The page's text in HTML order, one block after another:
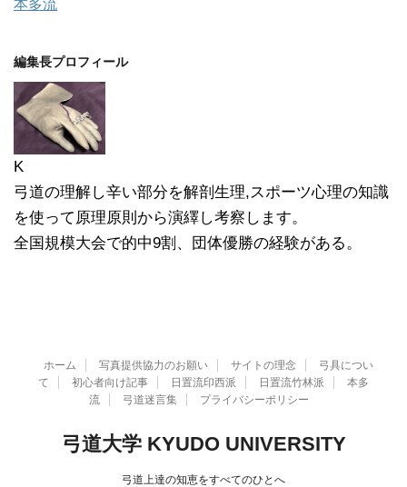
本多流
編集長プロフィール
K
弓道の理解し辛い部分を解剖生理,スポーツ心理の知識
を使って原理原則から演繹し考察します。
全国規模大会で的中9割、団体優勝の経験がある。
ホーム 写真提供協力のお願い サイトの理念
弓具につい
て
初心者向け記事 日置流印西派 日置流竹林派
本多
流
弓道迷言集 プライバシーポリシー
弓道大学 KYUDO UNIVERSITY
弓道上達の知恵をすべてのひとへ